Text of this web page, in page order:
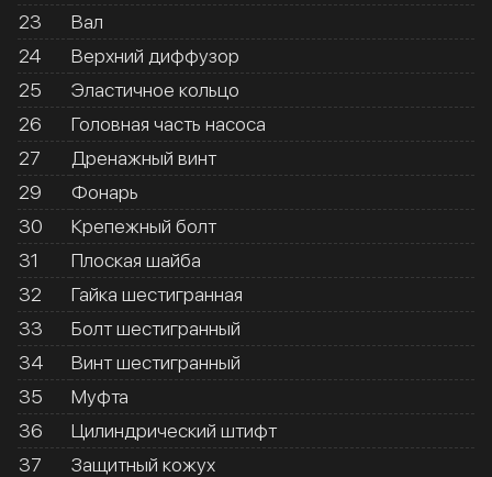
23
Вал
24
Верхний диффузор
25
Эластичное кольцо
26
Головная часть насоса
27
Дренажный винт
29
Фонарь
30
Крепежный болт
31
Плоская шайба
32
Гайка шестигранная
33
Болт шестигранный
34
Винт шестигранный
35
Муфта
36
Цилиндрический штифт
37
Защитный кожух